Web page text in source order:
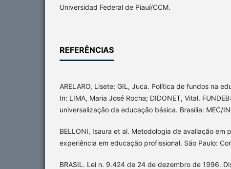
Universidad Federal de Piauí/CCM.
REFERÊNCIAS
ARELARO, Lisete; GIL, Juca. Política de fundos na
In: LIMA, Maria José Rocha; DIDONET, Vital.
universalização da educação básica. Brasília: MEC/
BELLONI, Isaura et al. Metodologia de avaliação em
experiência em educação profissional. São Paulo:
BRASIL. Lei n. 9.424 de 24 de dezembro de 1996.